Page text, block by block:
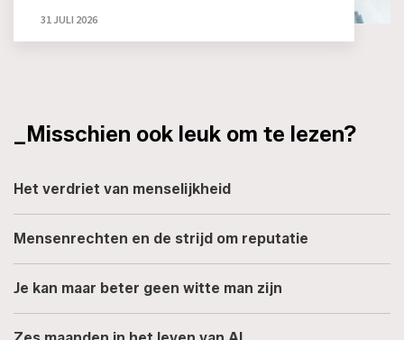
31 JULI 2026
_Misschien ook leuk om te lezen?
Het verdriet van menselijkheid
Mensenrechten en de strijd om reputatie
Je kan maar beter geen witte man zijn